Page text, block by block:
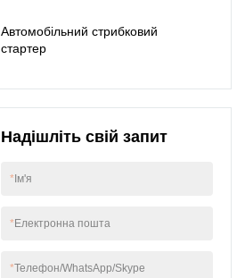
Продукт є особливо
Автомобільний стрибковий
стартер
Надішліть свій запит
*Ім'я
*Електронна пошта
*Телефон/WhatsApp/Skype